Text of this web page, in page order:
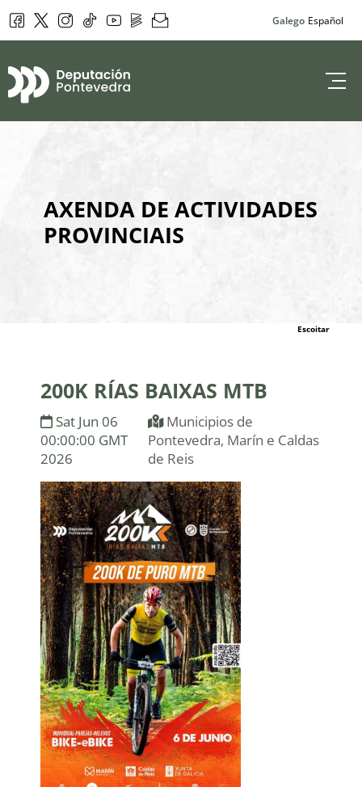
Facebook
Twitter
Instagram
Tik TokYouTube
DepoPlayNewsletter Galego Español
Deputación de
AXENDA DE ACTIVIDADES
PROVINCIAIS
Escoitar
200K RÍAS BAIXAS MTB
Sat Jun 06
00:00:00 GMT
2026
Municipios de
Pontevedra, Marín e Caldas
de Reis